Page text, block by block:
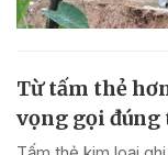
Từ tấm thẻ
vọng gọi